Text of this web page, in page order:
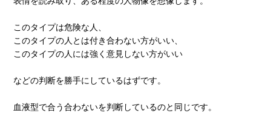
このタイプは危険な人、
このタイプの人とは付き合わない方がいい、
このタイプの人には強く意見しない方がいい
などの判断を勝手にしているはずです。
血液型で合う合わないを判断しているのと同じです。